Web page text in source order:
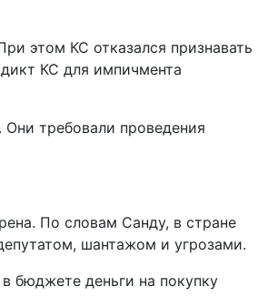
этом КС отказался признавать
КС для импичмента
требовали проведения
По словам Санду, в стране
шантажом и угрозами.
бюджете деньги на покупку